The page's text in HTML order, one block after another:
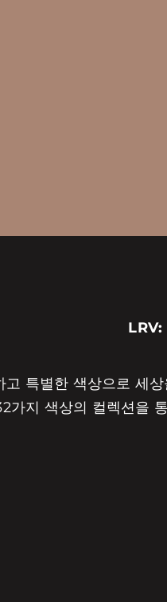
LRV:
특별한 색상으로 세
가지 색상의 컬렉션을